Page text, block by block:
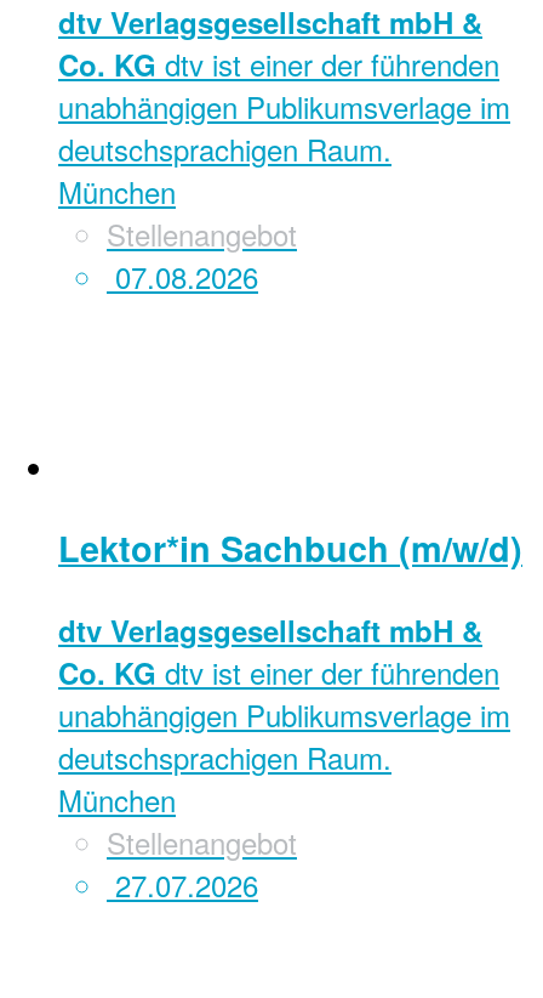
dtv Verlagsgesellschaft mbH &
Co. KG dtv ist einer der führenden
unabhängigen Publikumsverlage im
deutschsprachigen Raum.
München
Stellenangebot
07.08.2026
Lektor*in Sachbuch (m/w/d)
dtv Verlagsgesellschaft mbH &
Co. KG dtv ist einer der führenden
unabhängigen Publikumsverlage im
deutschsprachigen Raum.
München
Stellenangebot
27.07.2026